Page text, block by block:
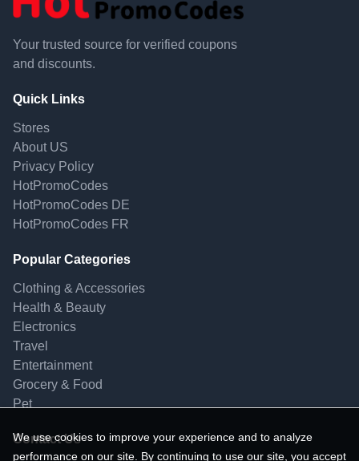
Your trusted source for verified coupons
and discounts.
Quick Links
Stores
About US
Privacy Policy
HotPromoCodes
HotPromoCodes DE
HotPromoCodes FR
Popular Categories
Clothing & Accessories
Health & Beauty
Electronics
Travel
Entertainment
Grocery & Food
Pet
Contact Us
We use cookies to improve your experience and to analyze
performance on our site. By continuing to use our site, you accept